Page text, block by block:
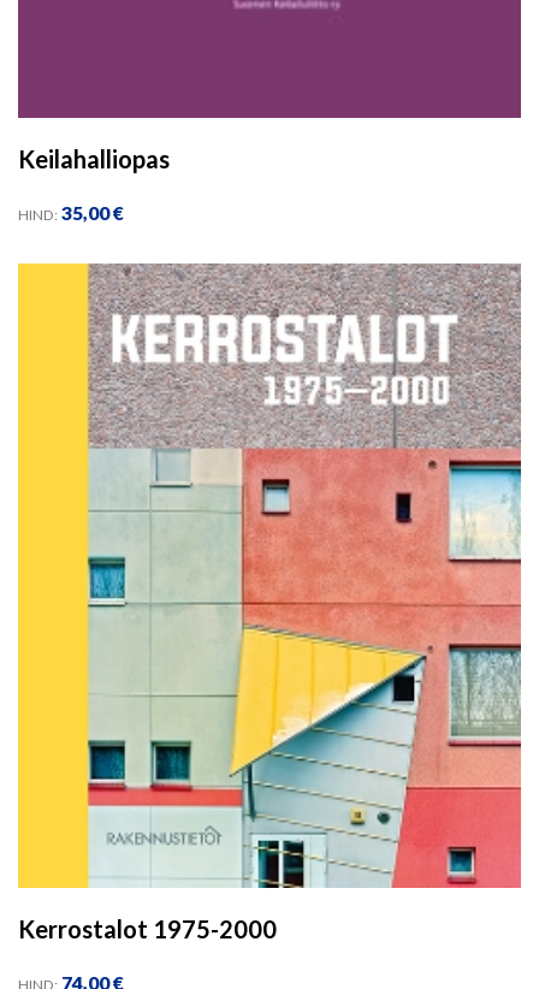
Keilahalliopas
HIND: 35,00€
Kerrostalot 1975-2000
HIND: 74,00€